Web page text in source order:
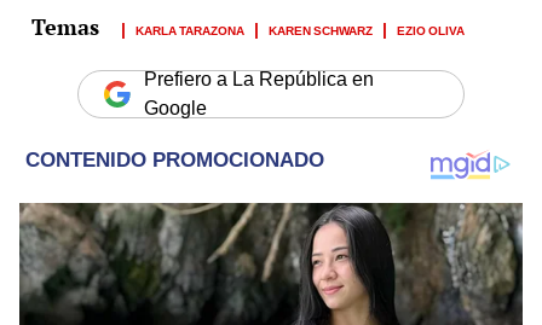
KARLA TARAZONA KAREN SCHWARZ EZIO OLIVA
Prefiero a La República en
Google